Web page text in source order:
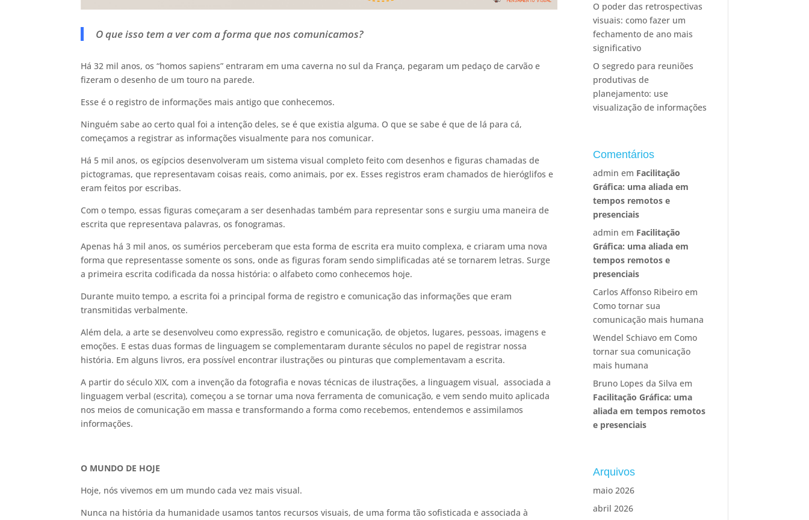
O que isso tem a ver com a forma que nos comunicamos?
Há 32 mil anos, os “homos sapiens” entraram em uma caverna no sul da França, pegaram um pedaço de carvão e
fizeram o desenho de um touro na parede.
Esse é o registro de informações mais antigo que conhecemos.
Ninguém sabe ao certo qual foi a intenção deles, se é que existia alguma. O que se sabe é que de lá para cá,
começamos a registrar as informações visualmente para nos comunicar.
Há 5 mil anos, os egípcios desenvolveram um sistema visual completo feito com desenhos e figuras chamadas de
pictogramas, que representavam coisas reais, como animais, por ex. Esses registros eram chamados de hieróglifos e
eram feitos por escribas.
Com o tempo, essas figuras começaram a ser desenhadas também para representar sons e surgiu uma maneira de
escrita que representava palavras, os fonogramas.
Apenas há 3 mil anos, os sumérios perceberam que esta forma de escrita era muito complexa, e criaram uma nova
forma que representasse somente os sons, onde as figuras foram sendo simplificadas até se tornarem letras. Surge
a primeira escrita codificada da nossa história: o alfabeto como conhecemos hoje.
Durante muito tempo, a escrita foi a principal forma de registro e comunicação das informações que eram
transmitidas verbalmente.
Além dela, a arte se desenvolveu como expressão, registro e comunicação, de objetos, lugares, pessoas, imagens e
emoções. E estas duas formas de linguagem se complementaram durante séculos no papel de registrar nossa
história. Em alguns livros, era possível encontrar ilustrações ou pinturas que complementavam a escrita.
A partir do século XIX, com a invenção da fotografia e novas técnicas de ilustrações, a linguagem visual, associada a
linguagem verbal (escrita), começou a se tornar uma nova ferramenta de comunicação, e vem sendo muito aplicada
nos meios de comunicação em massa e transformando a forma como recebemos, entendemos e assimilamos
informações.
O MUNDO DE HOJE
Hoje, nós vivemos em um mundo cada vez mais visual.
Nunca na história da humanidade usamos tantos recursos visuais, de uma forma tão sofisticada e associada à
O poder das retrospectivas
visuais: como fazer um
fechamento de ano mais
significativo
O segredo para reuniões
produtivas de
planejamento: use
visualização de informações
Comentários
admin em Facilitação
Gráfica: uma aliada em
tempos remotos e
presenciais
admin em Facilitação
Gráfica: uma aliada em
tempos remotos e
presenciais
Carlos Affonso Ribeiro em
Como tornar sua
comunicação mais humana
Wendel Schiavo em Como
tornar sua comunicação
mais humana
Bruno Lopes da Silva em
Facilitação Gráfica: uma
aliada em tempos remotos
e presenciais
Arquivos
maio 2026
abril 2026